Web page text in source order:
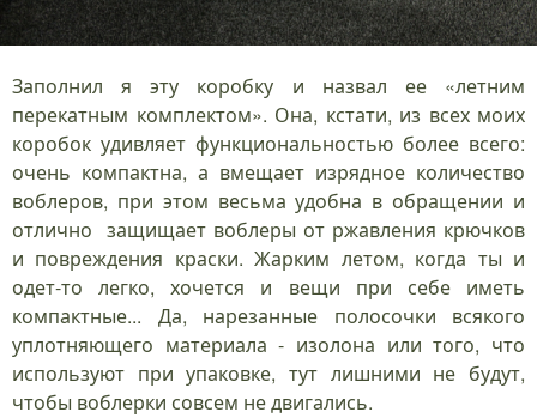
Заполнил я эту коробку и назвал ее «летним
перекатным комплектом». Она, кстати, из всех моих
коробок удивляет функциональностью более всего:
очень компактна, а вмещает изрядное количество
воблеров, при этом весьма удобна в обращении и
отлично защищает воблеры от ржавления крючков
и повреждения краски. Жарким летом, когда ты и
одет-то легко, хочется и вещи при себе иметь
компактные... Да, нарезанные полосочки всякого
уплотняющего материала - изолона или того, что
используют при упаковке, тут лишними не будут,
чтобы воблерки совсем не двигались.